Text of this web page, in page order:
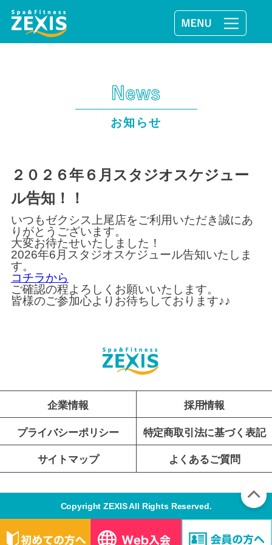
お知らせ
２０２６年６月スタジオスケジュー
ル告知！！
いつもゼクシス上尾店をご利用いただき誠にあ
りがとうございます。
大変お待たせいたしました！
2026年6月スタジオスケジュール告知いたしま
す。
コチラから
ご確認の程よろしくお願いいたします。
皆様のご参加心よりお待ちしております♪♪
企業情報 採用情報
プライバシーポリシー 特定商取引法に基づく表記
サイトマップ よくあるご質問
Copyright ZEXIS All Rights Reserved.